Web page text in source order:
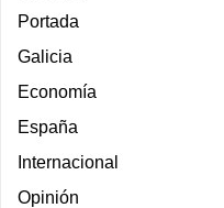
Portada
Galicia
Economía
España
Internacional
Opinión